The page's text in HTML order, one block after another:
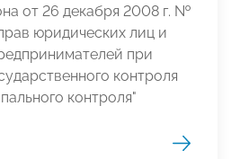
от 26 декабря 2008 г. №
юридических лиц и
при
контроля
контроля"